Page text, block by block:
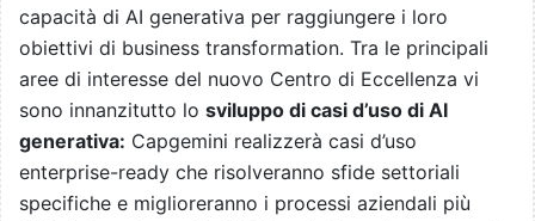
capacità di AI generativa per raggiungere i loro
obiettivi di business transformation. Tra le principali
aree di interesse del nuovo Centro di Eccellenza vi
sono innanzitutto lo sviluppo di casi d’uso di AI
generativa: Capgemini realizzerà casi d’uso
enterprise-ready che risolveranno sfide settoriali
specifiche e miglioreranno i processi aziendali più